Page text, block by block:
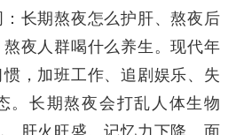
长期熬夜怎么护肝、熬夜后
夜人群喝什么养生。现代年
，加班工作、追剧娱乐、失
。长期熬夜会打乱人体生物
肝火旺盛、记忆力下降、面